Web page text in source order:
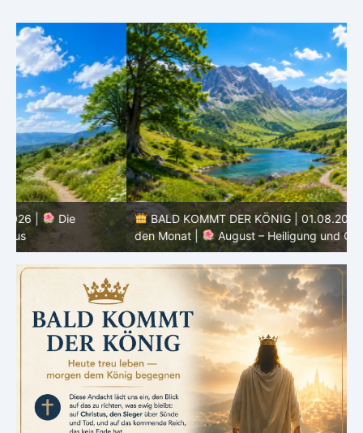
BALD KOMMT DER KÖNIG | 01.08.2026 | Einführung in
den Monat |
August – Heiligung und Charakterbildung